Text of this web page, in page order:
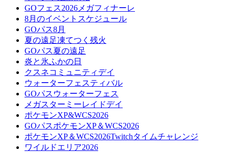
GOフェス2026メガフィナーレ
8月のイベントスケジュール
GOパス8月
夏の遠足凍てつく残火
GOパス夏の遠足
炎と氷ふかの日
クスネコミュニティデイ
ウォーターフェスティバル
GOパスウォーターフェス
メガスターミーレイドデイ
ポケモンXP&WCS2026
GOパスポケモンXP＆WCS2026
ポケモンXP＆WCS2026Twitchタイムチャレンジ
ワイルドエリア2026